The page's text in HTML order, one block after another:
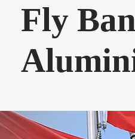
Fly